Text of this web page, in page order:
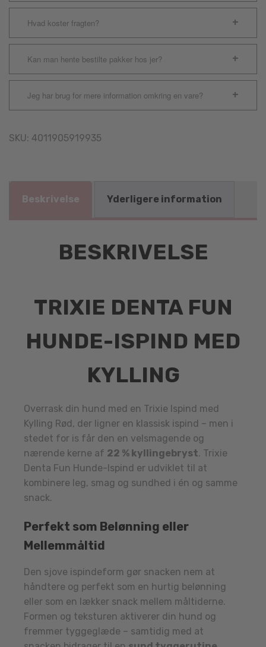
Hvad koster fragten?
Kan man hente bestilte pakker hos jer?
Jeg har brug for mere information omkring en vare?
SKU: 4011905919935
Beskrivelse Yderligere information
BESKRIVELSE
TRIXIE DENTA FUN
HUNDE-ISPIND MED
KYLLING
Overrask din hund med en Trixie Ispind med
Kylling Rød, der ligner en klassisk ispind – men i
stedet for is får den en velsmagende og
nærende kerne af 22 % kyllingebryst. Trixie
Denta Fun Hunde-Ispind er udviklet til at
kombinere leg, smag og sundhed i én og samme
snack.
Perfekt som Belønning eller
Mellemmåltid
Den sjove ispindeform gør snacken nem at
håndtere og perfekt som en hurtig belønning
eller som en lækker snack mellem måltiderne.
Formen og teksturen aktiverer din hund og
fremmer tyggeglæde – samtidig med at